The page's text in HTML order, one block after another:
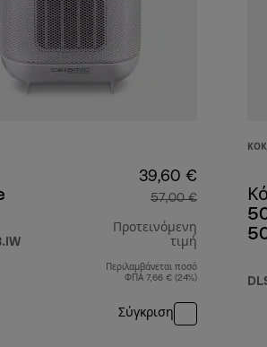
39,60 €
57,00 €
Προτεινόμενη
τιμή
αρχική
Περιλαμβάνεται ποσό
ΦΠΑ 7,66 € (24%)
Σύγκριση